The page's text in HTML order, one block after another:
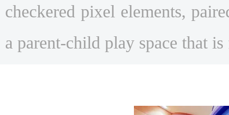
checkered pixel elements,
a parent-child play space that